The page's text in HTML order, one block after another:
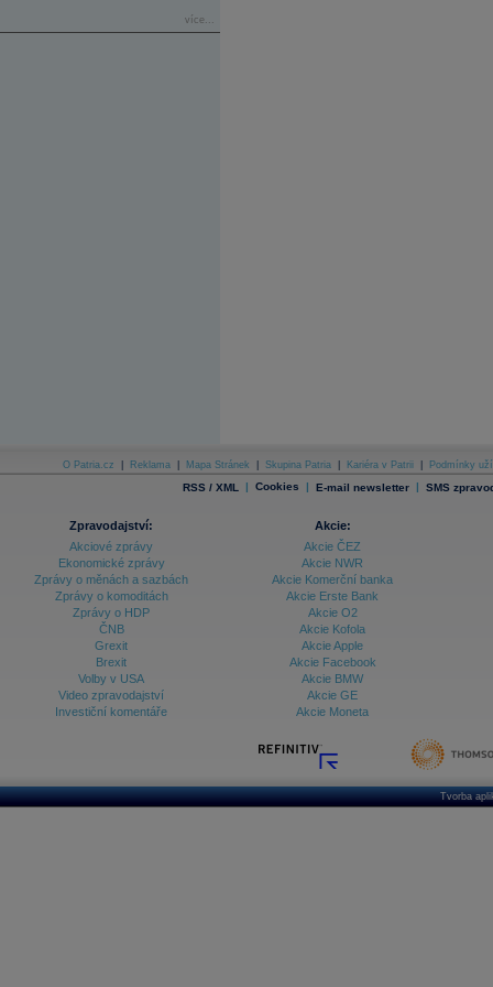
více...
O Patria.cz Reklama Mapa Stránek Skupina Patria Kariéra v Patrii Podmínky
RSS / XML | Cookies | E-mail newsletter | SMS
Zpravodajství:
Akciové zprávy
Ekonomické zprávy
Zprávy o měnách a sazbách
Zprávy o komoditách
Zprávy o HDP
ČNB
Grexit
Brexit
Volby v USA
Video zpravodajství
Investiční komentáře
Akcie:
Akcie ČEZ
Akcie NWR
Akcie Komerční banka
Akcie Erste Bank
Akcie O2
Akcie Kofola
Akcie Apple
Akcie Facebook
Akcie BMW
Akcie GE
Akcie Moneta
Tvorba